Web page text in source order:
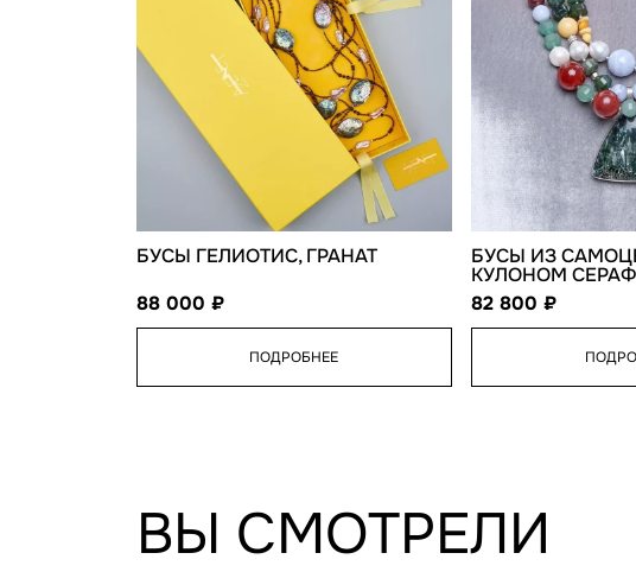
БУСЫ ГЕЛИОТИС, ГРАНАТ
88 000
ПОДРОБНЕЕ
БУСЫ ИЗ
КУЛОНОМ
82 800
ВЫ СМОТРЕЛИ